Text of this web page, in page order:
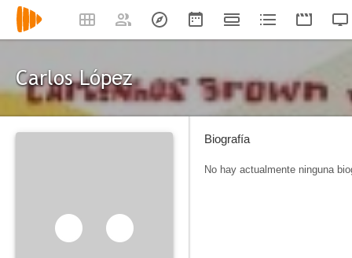
Carlos López
Biografía
No hay actualmente ninguna